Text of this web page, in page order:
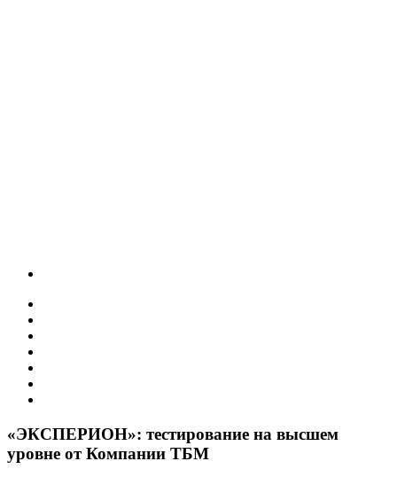
«ЭКСПЕРИОН»: тестирование на высшем
уровне от Компании ТБМ